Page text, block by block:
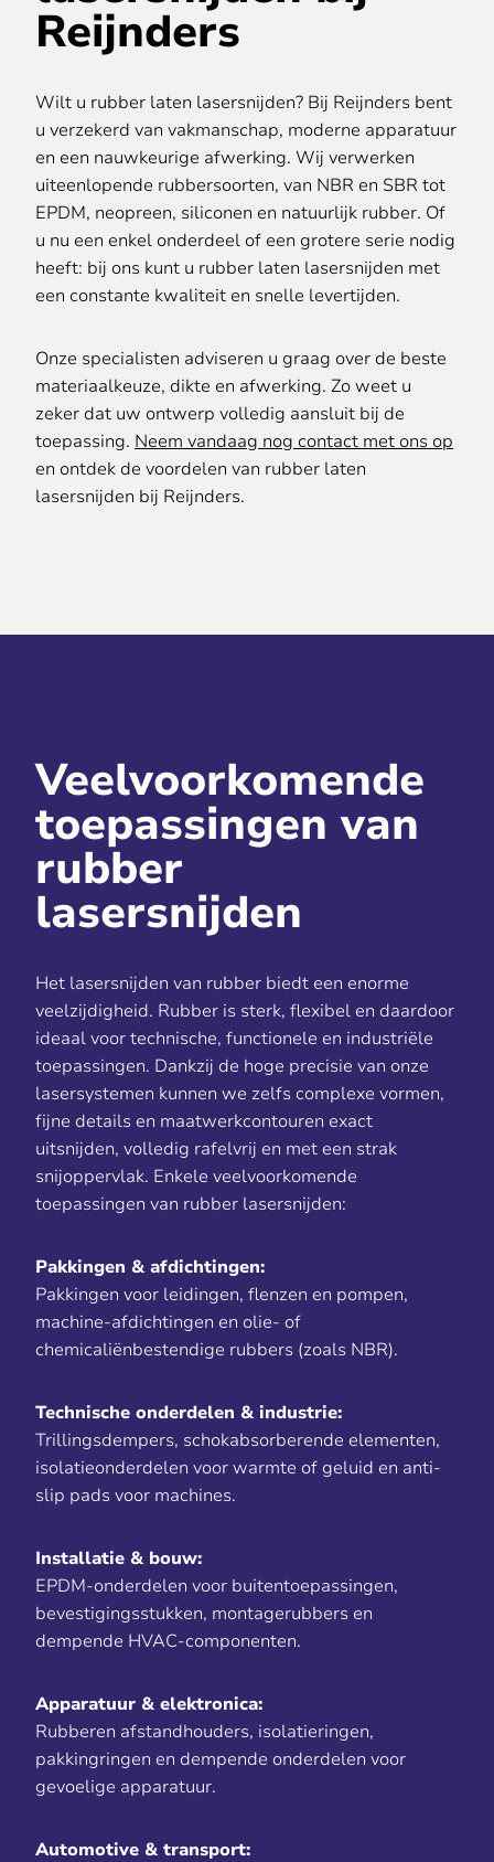
Reijnders
Wilt u rubber laten lasersnijden? Bij Reijnders bent
u verzekerd van vakmanschap, moderne apparatuur
en een nauwkeurige afwerking. Wij verwerken
uiteenlopende rubbersoorten, van NBR en SBR tot
EPDM, neopreen, siliconen en natuurlijk rubber. Of
u nu een enkel onderdeel of een grotere serie nodig
heeft: bij ons kunt u rubber laten lasersnijden met
een constante kwaliteit en snelle levertijden.
Onze specialisten adviseren u graag over de beste
materiaalkeuze, dikte en afwerking. Zo weet u
zeker dat uw ontwerp volledig aansluit bij de
toepassing. Neem vandaag nog contact met ons op
en ontdek de voordelen van rubber laten
lasersnijden bij Reijnders.
Veelvoorkomende
toepassingen van
rubber
lasersnijden
Het lasersnijden van rubber biedt een enorme
veelzijdigheid. Rubber is sterk, flexibel en daardoor
ideaal voor technische, functionele en industriële
toepassingen. Dankzij de hoge precisie van onze
lasersystemen kunnen we zelfs complexe vormen,
fijne details en maatwerkcontouren exact
uitsnijden, volledig rafelvrij en met een strak
snijoppervlak. Enkele veelvoorkomende
toepassingen van rubber lasersnijden:
Pakkingen & afdichtingen:
Pakkingen voor leidingen, flenzen en pompen,
machine-afdichtingen en olie- of
chemicaliënbestendige rubbers (zoals NBR).
Technische onderdelen & industrie:
Trillingsdempers, schokabsorberende elementen,
isolatieonderdelen voor warmte of geluid en anti-
slip pads voor machines.
Installatie & bouw:
EPDM-onderdelen voor buitentoepassingen,
bevestigingsstukken, montagerubbers en
dempende HVAC-componenten.
Apparatuur & elektronica:
Rubberen afstandhouders, isolatieringen,
pakkingringen en dempende onderdelen voor
gevoelige apparatuur.
Automotive & transport: